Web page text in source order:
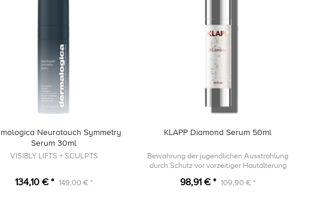
Neurotouch Symmetry
Serum 30ml
VISIBLY LIFTS + SCULPTS
134,10 € * 149,00 € *
KLAPP Diamond Serum 50ml
Bewahrung der jugendlichen Ausstrahlung
durch Schutz vor vorzeitiger Hautalterung
98,91 € * 109,90 € *